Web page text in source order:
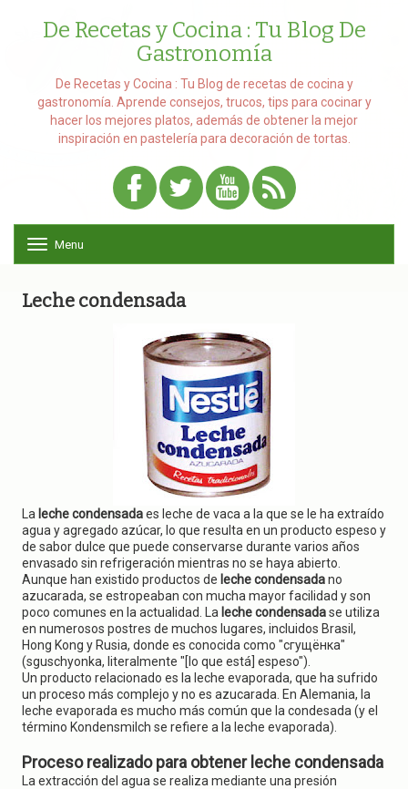
De Recetas y Cocina : Tu Blog De
Gastronomía
De Recetas y Cocina : Tu Blog de recetas de cocina y
gastronomía. Aprende consejos, trucos, tips para cocinar y
hacer los mejores platos, además de obtener la mejor
inspiración en pastelería para decoración de tortas.
o
n
a
v
i
g
a
t
i
o
n
Menu
Leche condensada
La leche condensadaes leche de vaca a la que se le ha extraído
agua y agregado azúcar, lo que resulta en un producto espeso y
de sabor dulce que puede conservarse durante varios años
envasado sin refrigeración mientras no se haya abierto.
Aunque han existido productos de leche condensadano
azucarada, se estropeaban con mucha mayor facilidad y son
poco comunes en la actualidad. La leche condensadase utiliza
en numerosos postres de muchos lugares, incluidos Brasil,
Hong Kong y Rusia, donde es conocida como "сгущёнка"
(sguschyonka, literalmente "[lo que está] espeso").
Un producto relacionado es la leche evaporada, que ha sufrido
un proceso más complejo y no es azucarada. En Alemania, la
leche evaporada es mucho más común que la condesada (y el
término Kondensmilch se refiere a la leche evaporada).
Proceso realizado para obtener leche condensada
La extracción del agua se realiza mediante una presión